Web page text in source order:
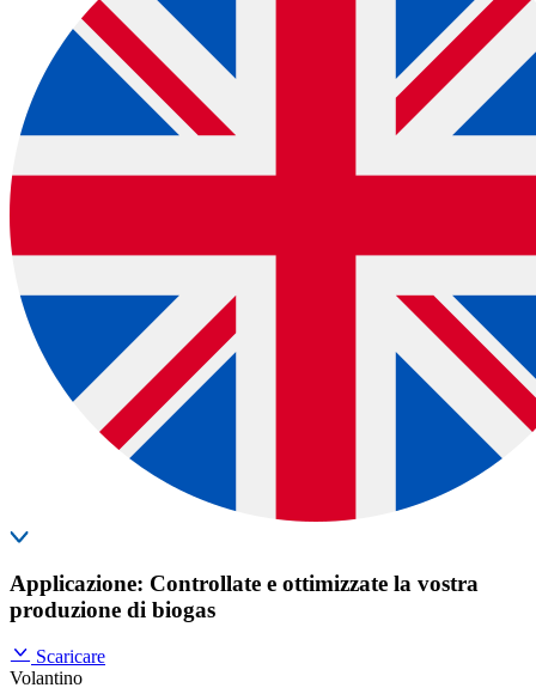
Applicazione: Controllate e ottimizzate la vostra
produzione di biogas
Scaricare
Volantino